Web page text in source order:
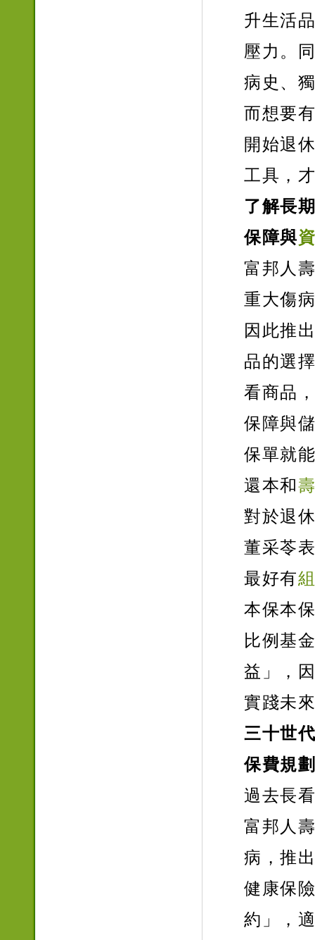
升生活
壓力。
病史、
而想要
開始退
工具，
了解長
保障與
富邦人
重大傷
因此推
品的選
看商品
保障與
保單就
還本和
對於退
董采苓
最好有
本保本
比例基
益」，
實踐未
三十世
保費規
過去長
富邦人
病，推
健康保
約」，